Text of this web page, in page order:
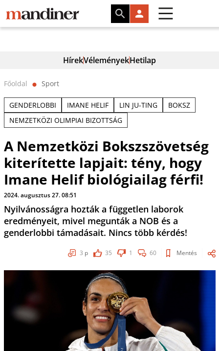
HírekVéleményekHetilap
Főoldal ⬤ Sport
GENDERLOBBI IMANE HELIF LIN JU-TING
BOKSZ
NEMZETKÖZI OLIMPIAI BIZOTTSÁG
A Nemzetközi Bokszszövetség
kiterítette lapjait: tény, hogy
Imane Helif biológiailag férfi!
2024. augusztus 27. 08:51
Nyilvánosságra hozták a független laborok
eredményeit, mivel megunták a NOB és a
genderlobbi támadásait. Nincs több kérdés!
3 p 35 1 60 Mentés